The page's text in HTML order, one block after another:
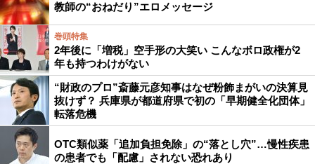
教師の“おねだり”エロメッセージ
巻頭特集
2年後に「増税」空手形の大笑い こんなボロ政権が2
年も持つわけがない
“財政のプロ”斎藤元彦知事はなぜ粉飾まがいの決算見
抜けず？ 兵庫県が都道府県で初の「早期健全化団体」
転落危機
OTC類似薬「追加負担免除」の“落とし穴”…慢性疾患
の患者でも「配慮」されない恐れあり